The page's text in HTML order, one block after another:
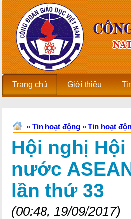
Trang chủ Giới thiệu
» Tin hoạt động » Tin hoạt
Hội nghị
nước
lần thứ 33
(00:48, 19/09/2017)